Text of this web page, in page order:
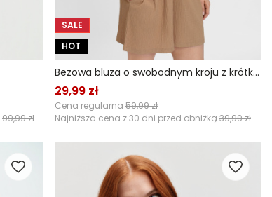
99,99 zł
SALE
HOT
Beżowa bluza o swobodnym kroju z krótkim rękawem
29,99 zł
Cena regularna 59,99 zł
Najniższa cena z 30 dni przed obniżką 39,99 zł